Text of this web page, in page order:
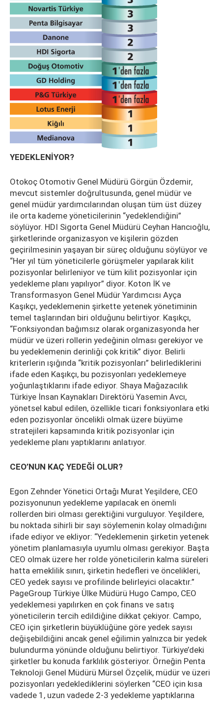
YEDEKLENİYOR?
Otokoç Otomotiv Genel Müdürü Görgün Özdemir,
mevcut sistemler doğrultusunda, genel müdür ve
genel müdür yardımcılarından oluşan tüm üst düzey
ile orta kademe yöneticilerinin “yedeklendiğini”
söylüyor. HDI Sigorta Genel Müdürü Ceyhan Hancıoğlu,
şirketlerinde organizasyon ve kişilerin gözden
geçirilmesinin yaşayan bir süreç olduğunu söylüyor ve
“Her yıl tüm yöneticilerle görüşmeler yapılarak kilit
pozisyonlar belirleniyor ve tüm kilit pozisyonlar için
yedekleme planı yapılıyor” diyor. Koton İK ve
Transformasyon Genel Müdür Yardımcısı Ayça
Kaşıkçı, yedeklemenin şirkette yetenek yönetiminin
temel taşlarından biri olduğunu belirtiyor. Kaşıkçı,
“Fonksiyondan bağımsız olarak organizasyonda her
müdür ve üzeri rollerin yedeğinin olması gerekiyor ve
bu yedeklemenin derinliği çok kritik” diyor. Belirli
kriterlerin ışığında “kritik pozisyonları” belirlediklerini
ifade eden Kaşıkçı, bu pozisyonları yedeklemeye
yoğunlaştıklarını ifade ediyor. Shaya Mağazacılık
Türkiye İnsan Kaynakları Direktörü Yasemin Avcı,
yönetsel kabul edilen, özellikle ticari fonksiyonlara etki
eden pozisyonlar öncelikli olmak üzere büyüme
stratejileri kapsamında kritik pozisyonlar için
yedekleme planı yaptıklarını anlatıyor.
CEO’NUN KAÇ YEDEĞİ OLUR?
Egon Zehnder Yönetici Ortağı Murat Yeşildere, CEO
pozisyonunun yedekleme yapılacak en önemli
rollerden biri olması gerektiğini vurguluyor. Yeşildere,
bu noktada sihirli bir sayı söylemenin kolay olmadığını
ifade ediyor ve ekliyor: “Yedeklemenin şirketin yetenek
yönetim planlamasıyla uyumlu olması gerekiyor. Başta
CEO olmak üzere her rolde yöneticilerin kalma süreleri
hatta emeklilik sınırı, şirketin hedefleri ve öncelikleri,
CEO yedek sayısı ve profilinde belirleyici olacaktır.”
PageGroup Türkiye Ülke Müdürü Hugo Campo, CEO
yedeklemesi yapılırken en çok finans ve satış
yöneticilerin tercih edildiğine dikkat çekiyor. Campo,
CEO için şirketlerin büyüklüğüne göre yedek sayısı
değişebildiğini ancak genel eğilimin yalnızca bir yedek
bulundurma yönünde olduğunu belirtiyor. Türkiye’deki
şirketler bu konuda farklılık gösteriyor. Örneğin Penta
Teknoloji Genel Müdürü Mürsel Özçelik, müdür ve üzeri
pozisyonları yedeklediklerini söylerken “CEO için kısa
vadede 1, uzun vadede 2-3 yedekleme yaptıklarına